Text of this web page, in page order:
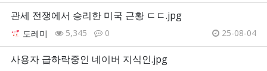
관세 전쟁에서 승리한 미국 근황 ㄷㄷ.jpg
도레미 5,345 0 25-08-04
사용자 급하락중인 네이버 지식인.jpg